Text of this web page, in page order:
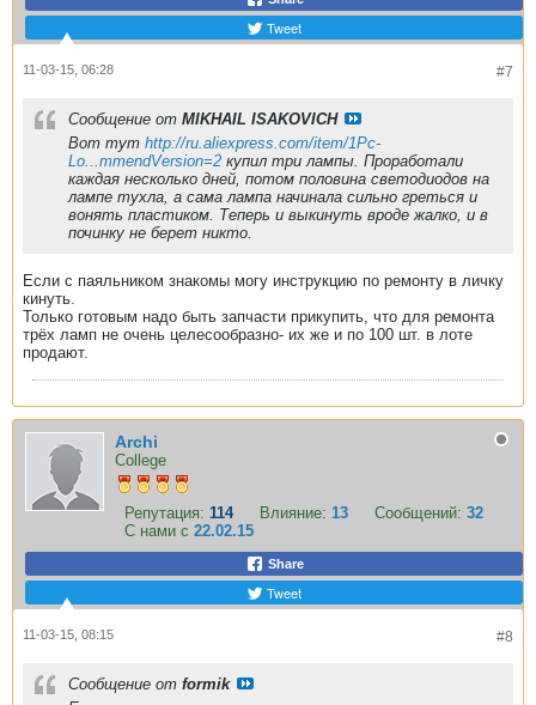
Tweet
#7
11-03-15, 06:28
Сообщение от MIKHAIL ISAKOVICH
Вот тут http://ru.aliexpress.com/item/1Pc-
Lo...mmendVersion=2 купил три лампы. Проработали
каждая несколько дней, потом половина светодиодов на
лампе тухла, а сама лампа начинала сильно греться и
вонять пластиком. Теперь и выкинуть вроде жалко, и в
починку не берет никто.
Если с паяльником знакомы могу инструкцию по ремонту в личку
кинуть.
Только готовым надо быть запчасти прикупить, что для ремонта
трёх ламп не очень целесообразно- их же и по 100 шт. в лоте
продают.
Archi
College
Репутация: 114 Влияние: 13 Сообщений: 32
С нами с 22.02.15
Share
Tweet
#8
11-03-15, 08:15
Сообщение от formik